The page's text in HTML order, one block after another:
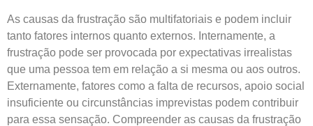
As causas da frustração são multifatoriais e podem incluir
tanto fatores internos quanto externos. Internamente, a
frustração pode ser provocada por expectativas irrealistas
que uma pessoa tem em relação a si mesma ou aos outros.
Externamente, fatores como a falta de recursos, apoio social
insuficiente ou circunstâncias imprevistas podem contribuir
para essa sensação. Compreender as causas da frustração